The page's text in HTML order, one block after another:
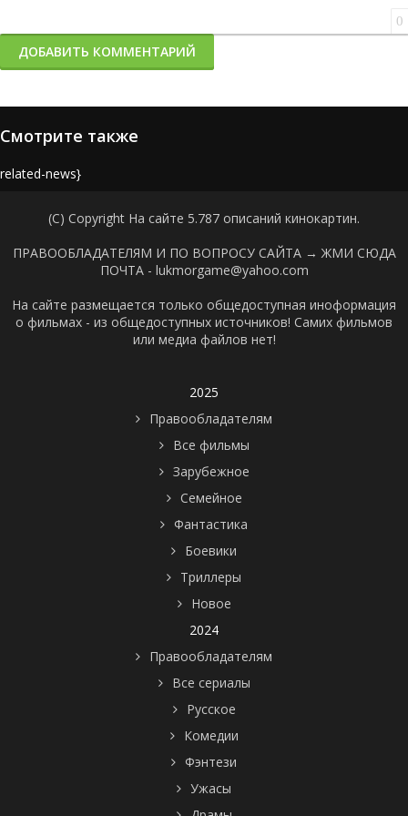
0
ДОБАВИТЬ КОММЕНТАРИЙ
Смотрите также
news}
(C) Copyright На сайте 5.787 описаний кинокартин.
ПРАВООБЛАДАТЕЛЯМ И ПО ВОПРОСУ САЙТА → ЖМИ СЮДА
ПОЧТА - lukmorgame@yahoo.com
На сайте размещается только общедоступная иноформация
о фильмах - из общедоступных источников! Самих фильмов
или медиа файлов нет!
2025
Правообладателям
Все фильмы
Зарубежное
Семейное
Фантастика
Боевики
Триллеры
Новое
2024
Правообладателям
Все сериалы
Русское
Комедии
Фэнтези
Ужасы